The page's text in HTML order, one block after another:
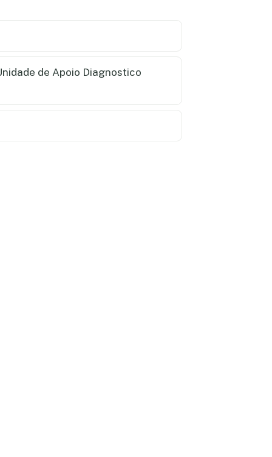
de Apoio Diagnostico